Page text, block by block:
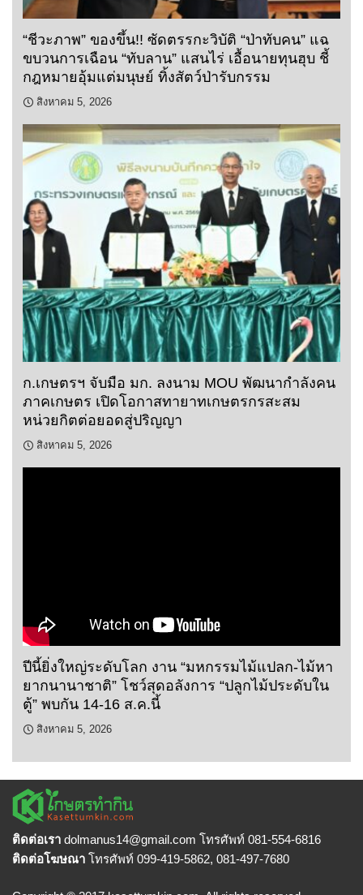
“ชีวะภาพ” ของขึ้น!! ซัดตรรกะวิบัติ “ป่าทับคน” แฉ
ขบวนการเฉือน “ทับลาน” แสนไร่ เอื้อนายทุนฮุบ ชี้
กฎหมายอุ้มแต่มนุษย์ ทิ้งสัตว์ป่ารับกรรม
สิงหาคม 5, 2026
ก.เกษตรฯ จับมือ มก. ลงนาม MOU พัฒนากำลังคน
ภาคเกษตร เปิดโอกาสทายาทเกษตรกรสะสม
หน่วยกิตต่อยอดสู่ปริญญา
สิงหาคม 5, 2026
ปีนี้ยิ่งใหญ่ระดับโลก งาน “มหกรรมไม้แปลก-ไม้หา
ยากนานาชาติ” โชว์สุดอลังการ “ปลูกไม้ประดับใน
ตู้” พบกัน 14-16 ส.ค.นี้
สิงหาคม 5, 2026
ติดต่อเรา dolmanus14@gmail.com โทรศัพท์ 081-554-6816
ติดต่อโฆษณา โทรศัพท์ 099-419-5862, 081-497-7680